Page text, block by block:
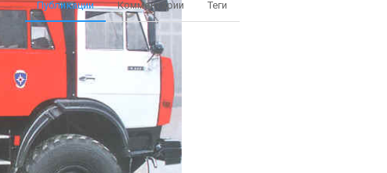
Публикации Комментарии Теги